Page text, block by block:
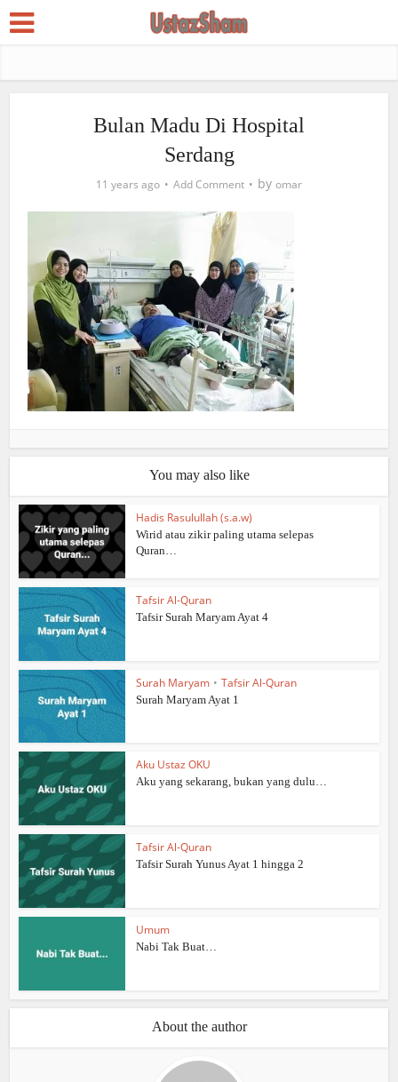
Bulan Madu Di Hospital
Serdang
11 years ago Add Comment by omar
You may also like
Hadis Rasulullah (s.a.w)
Wirid atau zikir paling utama selepas
Quran…
Tafsir Al-Quran
Tafsir Surah Maryam Ayat 4
Surah Maryam • Tafsir Al-Quran
Surah Maryam Ayat 1
Aku Ustaz OKU
Aku yang sekarang, bukan yang dulu…
Tafsir Al-Quran
Tafsir Surah Yunus Ayat 1 hingga 2
Umum
Nabi Tak Buat…
About the author